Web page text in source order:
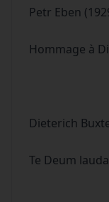
Petr Eben
Hommage à
Dieterich
Te Deum